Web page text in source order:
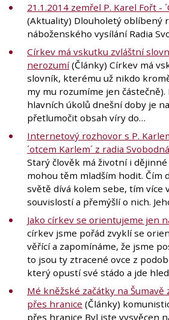
21.1.2014 zemřel P. Karel Fořt -
(Aktuality) Dlouholetý oblíbený
náboženského vysílání Radia
Církev má vskutku zvláštní
nerozumí(Články) Církev má
slovník, kterému už nikdo
my mu rozumíme jen
hlavních úkolů dnešní doby je
přetlumočit obsah víry do…
Internetový rozhovor s P.
´otcem Karlem´ z radia
Starý člověk má životní i
mohou těm mladším hodit. Čím
světě dívá kolem sebe, tím více
souvislostí a přemýšlí o nich.
Jako církev se orientujeme jen
církev jsme pořád zvyklí se
věřící a zapomínáme, že jsme
to jsou ty ztracené ovce z
který opustí své stádo a jde
Mé kněžské začátky na
přes hranice (Články)
přes hranice Byl jste vysvěcen